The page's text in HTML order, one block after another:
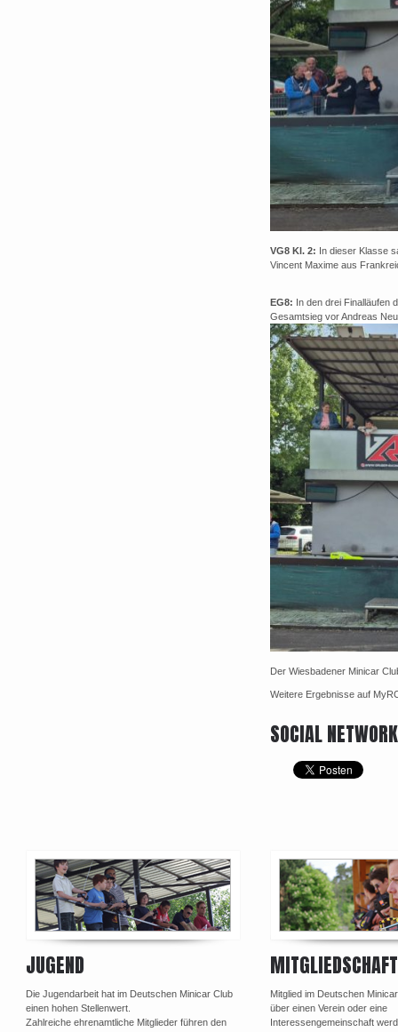
VG8 Kl. 2: In dieser Klasse
Vincent Maxime aus
EG8: In den drei Finalläufen
Gesamtsieg vor Andreas
Der Wiesbadener Minicar
Weitere Ergebnisse auf
SOCIAL
JUGEND
Die Jugendarbeit hat im Deutschen Minicar Club
einen hohen Stellenwert.
Zahlreiche ehrenamtliche Mitglieder führen den
MITGLIEDSCHAFT
Mitglied im Deutschen
über einen Verein oder eine
Interessengemeinschaft